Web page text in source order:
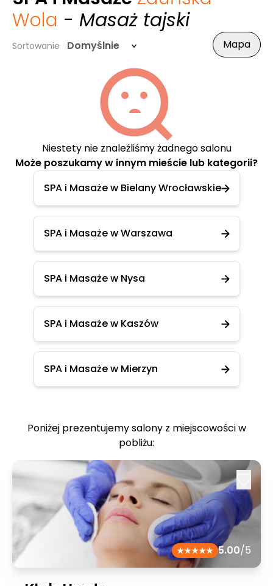
Wola - Masaż tajski
Sortowanie Domyślnie Mapa
Niestety nie znaleźliśmy żadnego salonu
Może poszukamy w innym mieście lub kategorii?
SPA i Masaże w Bielany Wrocławskie
SPA i Masaże w Warszawa
SPA i Masaże w Nysa
SPA i Masaże w Kaszów
SPA i Masaże w Mierzyn
Poniżej prezentujemy salony z miejscowości w
pobliżu:
5.00/5